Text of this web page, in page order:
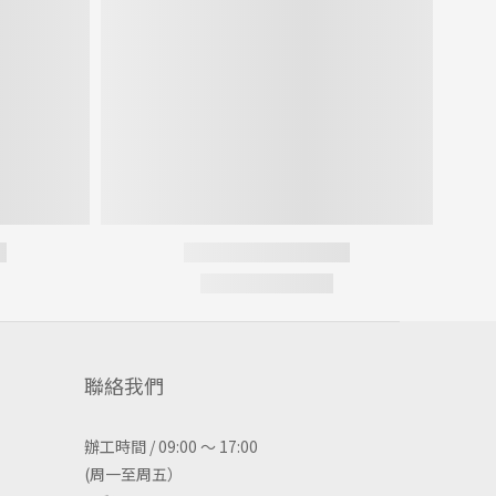
聯絡我們
辦工時間 / 09:00 ～ 17:00
(周一至周五）